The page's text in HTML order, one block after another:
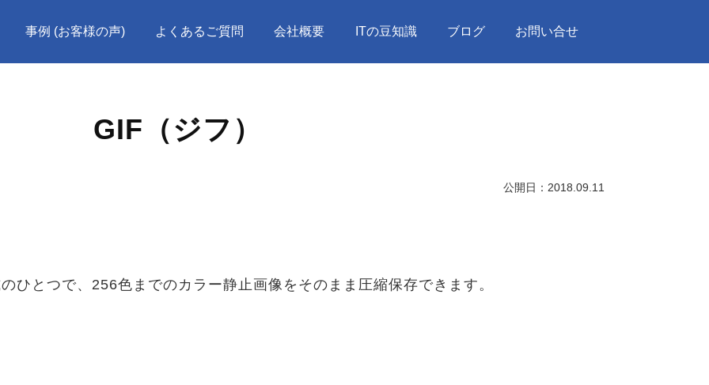
事例 (お客様の声) よくあるご質問 会社概要 ITの豆知識 ブログ お問い合せ
GIF（ジフ）
公開日： 2018.09.11
ひとつで、256色までのカラー静止画像をそのまま圧縮保存できます。